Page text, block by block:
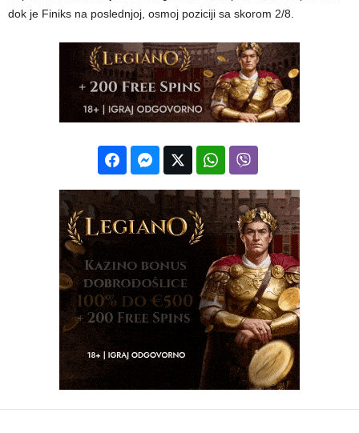
dok je Finiks na poslednjoj, osmoj poziciji sa skorom 2/8.